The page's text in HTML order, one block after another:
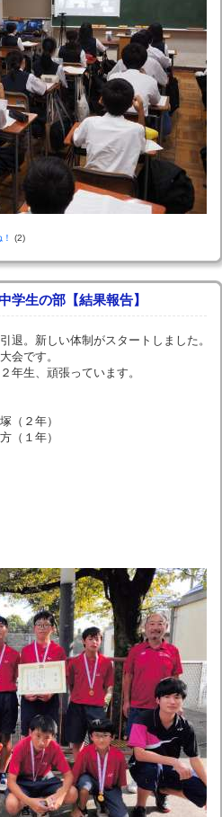
(2)
生の部【結果報告】
退。新しい体制がスタートしました。
会です。
年生、頑張っています。
（２年）
１年）